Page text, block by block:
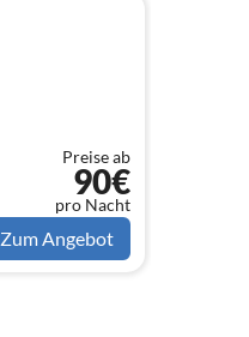
Preise ab
90€
pro Nacht
Zum Angebot